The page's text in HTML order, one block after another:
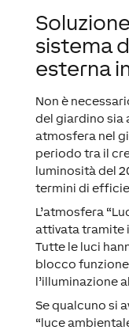
sistema
esterna
Non è
del giardino sia
atmosfera nel
periodo tra il
luminosità del
termini di
L’atmosfera
attivata tramite
Tutte le luci
blocco
l’illuminazione
Se qualcuno si
“luce